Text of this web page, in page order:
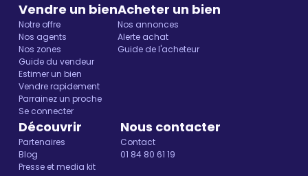
Vendre un bien
Notre offre
Nos agents
Nos zones
Guide du vendeur
Estimer un bien
Vendre rapidement
Parrainez un proche
Se connecter
Acheter un bien
Nos annonces
Alerte achat
Guide de l'acheteur
Découvrir
Partenaires
Blog
Presse et media kit
Nous contacter
Contact
01 84 80 61 19